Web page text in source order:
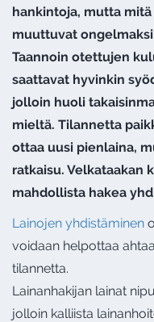
hankintoja, mutta
muuttuvat
Taannoin otettujen
saattavat hyvinkin
jolloin huoli
mieltä. Tilannetta
ottaa uusi pienlaina,
ratkaisu. Velkataakan
mahdollista hakea
Lainojen yhdistäminen
voidaan helpottaa
tilannetta.
Lainanhakijan lainat
jolloin kalliista